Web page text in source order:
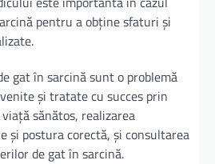
pentru a obține sfaturi și
gat în sarcină sunt o problemă
și tratate cu succes prin
sănătos, realizarea
și postura corectă, și consultarea
de gat în sarcină.